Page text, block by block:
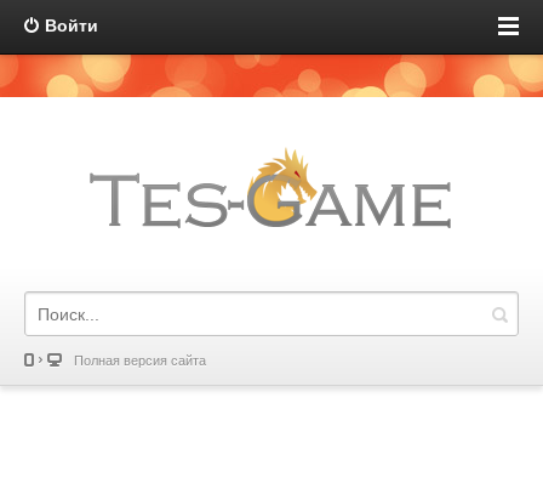
Войти
Полная версия сайта